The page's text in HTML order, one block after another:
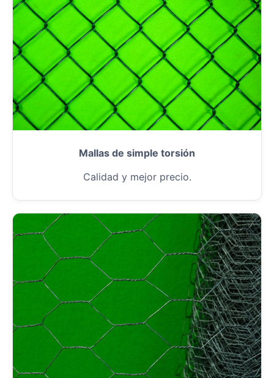
Mallas de simple torsión
Calidad y mejor precio.